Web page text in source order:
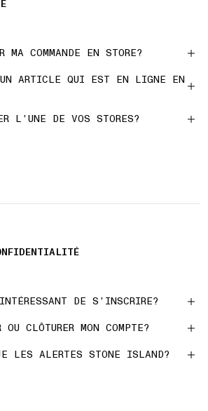
MA COMMANDE EN STORE?
ARTICLE QUI EST EN LIGNE EN
L’UNE DE VOS STORES?
DE S’INSCRIRE?
CLÔTURER MON COMPTE?
LES ALERTES STONE ISLAND?